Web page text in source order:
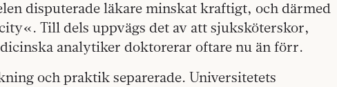
disputerade läkare minskat kraftigt, och därmed
Till dels uppvägs det av att sjuksköterskor,
analytiker doktorerar oftare nu än förr.
och praktik separerade. Universitetets